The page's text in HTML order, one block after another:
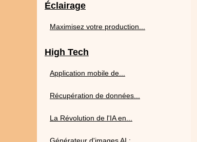
Éclairage
Maximisez votre production...
High Tech
Application mobile de...
Récupération de données...
La Révolution de l'IA en...